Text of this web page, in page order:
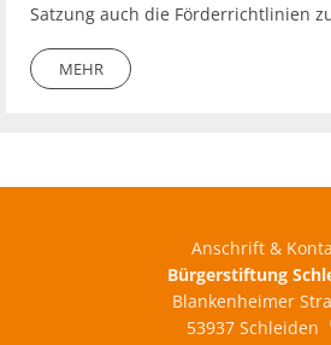
Satzung auch die Förderrichtlinien
MEHR
Anschrift &
Bürgerstiftung
Blankenheimer
53937 Schleiden